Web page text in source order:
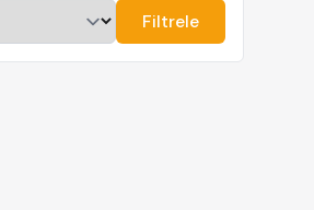
Filtrele